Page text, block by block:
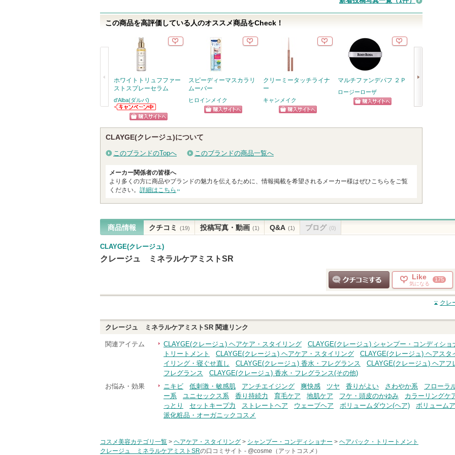
この商品を高評価している人のオススメ商品をCheck！
る
へ
ホワイトトリュフファー
ストスプレーセラム
d'Alba(ダルバ)
d'Alba(ダルバ)か
らのお知らせが
ありますショッピン
グサイトへ
スピーディーマスカラリ
ムーバー
ヒロインメイク
クリーミータッチライナ
ー
キャンメイク
マルチファンデパフ ２Ｐ
ロージーローザ
うす眉メーカー
CLAYGE(クレージュ)について
このブランドのTopへ このブランドの商品一覧へ
メーカー関係者の皆様へ
より多くの方に商品やブランドの魅力を伝えるために、情報掲載を希望されるメーカー様はぜひこちらをご覧
ください。 詳細はこちら
商品情報 クチコミ (19) 投稿写真・動画 (1) Q&A (1) ブログ (0)
CLAYGE(クレージュ)
クレージュ ミネラルケアミストSR
クチコミする
Like
気になる
175
クレ
クレージュ ミネラルケアミストSR 関連リンク
関連アイテム CLAYGE(クレージュ) ヘアケア・スタイリング CLAYGE(クレージュ) シャンプー・コンディショ
トリートメント
CLAYGE(クレージュ) ヘアケア・スタイリング CLAYGE(クレージュ) ヘアスタ
イリング・寝ぐせ直し
CLAYGE(クレージュ) 香水・フレグランス CLAYGE(クレージュ) ヘアフ
フレグランス
CLAYGE(クレージュ) 香水・フレグランス(その他)
お悩み・効果
ニキビ 低刺激・敏感肌 アンチエイジング 爽快感 ツヤ 香りがよい さわやか系 フローラ
ー系
ユニセックス系 香り持続力 育毛ケア 地肌ケア フケ・頭皮のかゆみ カラーリングケ
っとり
セットキープ力 ストレートヘア ウェーブヘア ボリュームダウン(ヘア) ボリューム
派化粧品・オーガニックコスメ
コスメ美容カテゴリ一覧 > ヘアケア・スタイリング > シャンプー・コンディショナー > ヘアパック・トリートメント
クレージュ ミネラルケアミストSRの口コミサイト - @cosme（アットコスメ）